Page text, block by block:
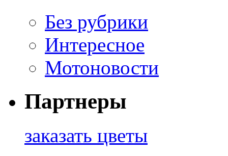
Без рубрики
Интересное
Мотоновости
Партнеры
заказать цветы